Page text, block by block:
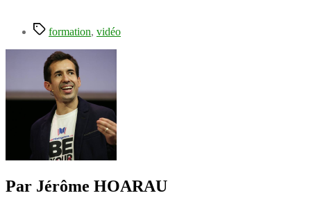
Étiquettes
formation, vidéo
Par Jérôme HOARAU